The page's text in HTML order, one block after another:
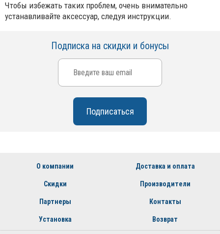
Чтобы избежать таких проблем, очень внимательно
устанавливайте аксессуар, следуя инструкции.
Подписка на скидки и бонусы
О компании Доставка и оплата
Скидки Производители
Партнеры Контакты
Установка Возврат